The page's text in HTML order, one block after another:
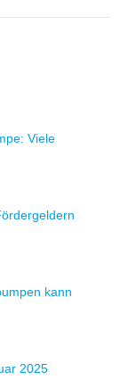
Viele
kann
2025